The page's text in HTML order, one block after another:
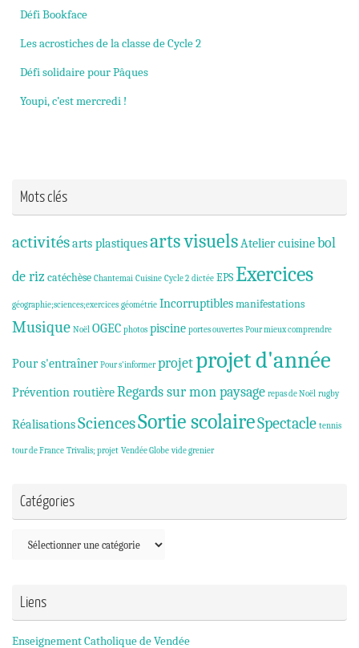
Défi Bookface
Les acrostiches de la classe de Cycle 2
Défi solidaire pour Pâques
Youpi, c’est mercredi !
Mots clés
activitésarts plastiquesarts visuelsAtelier cuisinebol
de riz catéchèse Chantemai Cuisine Cycle 2 dictée EPSExercices
géographie;sciences;exercices géométrie Incorruptiblesmanifestations
Musique Noël OGEC photos piscine portes ouvertes Pour mieux comprendre
Pour s'entraîner Pour s'informer projetprojet d'année
Prévention routièreRegards sur mon paysage repas de Noël rugby
RéalisationsSciencesSortie scolaireSpectacle tennis
tour de France Trivalis; projet Vendée Globe vide grenier
Catégories
Catégories
Liens
Enseignement Catholique de Vendée